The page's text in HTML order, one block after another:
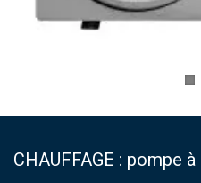
CHAUFFAGE : pompe